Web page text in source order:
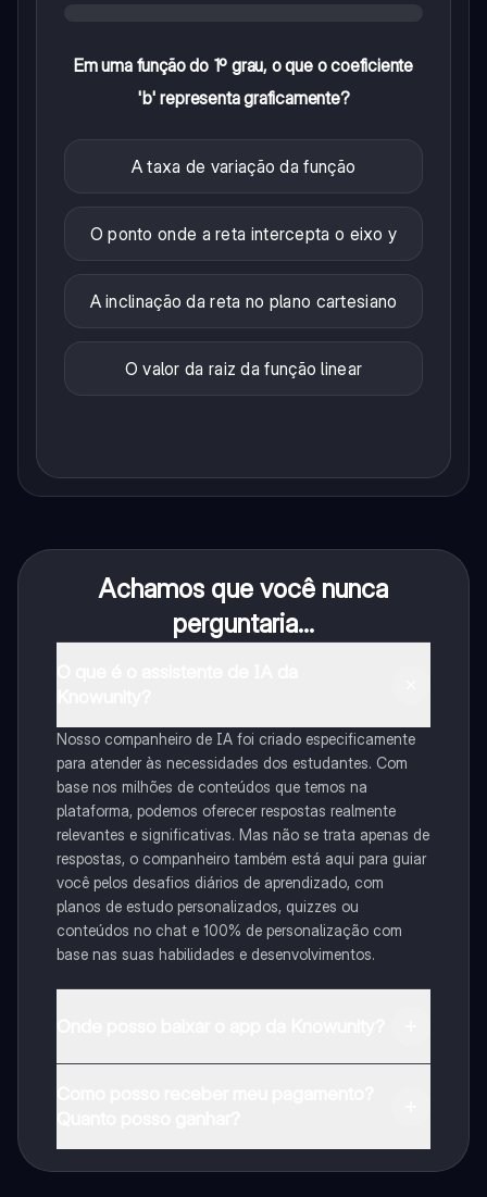
Em uma função do 1º grau, o que o coeficiente
'b' representa graficamente?
A taxa de variação da função
O ponto onde a reta intercepta o eixo y
A inclinação da reta no plano cartesiano
O valor da raiz da função linear
Achamos que você nunca
perguntaria...
Nosso companheiro de IA foi criado especificamente
para atender às necessidades dos estudantes. Com
base nos milhões de conteúdos que temos na
plataforma, podemos oferecer respostas realmente
relevantes e significativas. Mas não se trata apenas de
respostas, o companheiro também está aqui para guiar
você pelos desafios diários de aprendizado, com
planos de estudo personalizados, quizzes ou
conteúdos no chat e 100% de personalização com
base nas suas habilidades e desenvolvimentos.